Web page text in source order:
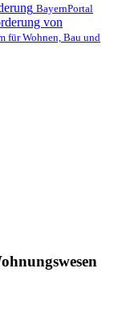
BayernPortal
von
für Wohnen, Bau und